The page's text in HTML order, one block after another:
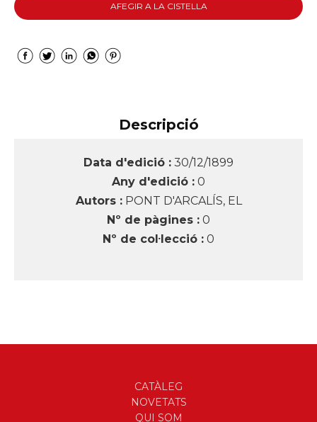
AFEGIR A LA CISTELLA
Descripció
Data d'edició : 30/12/1899
Any d'edició : 0
Autors : PONT D'ARCALÍS, EL
Nº de pàgines : 0
Nº de col·lecció : 0
CATÀLEG
NOVETATS
QUI SOM